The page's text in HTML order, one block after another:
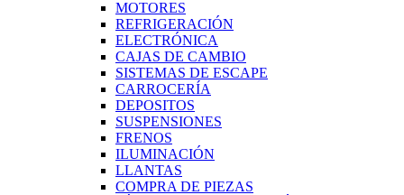
MOTORES
REFRIGERACIÓN
ELECTRÓNICA
CAJAS DE CAMBIO
SISTEMAS DE ESCAPE
CARROCERÍA
DEPOSITOS
SUSPENSIONES
FRENOS
ILUMINACIÓN
LLANTAS
COMPRA DE PIEZAS